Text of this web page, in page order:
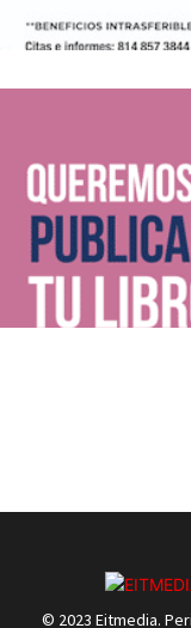
© 2023 Eitmedia.